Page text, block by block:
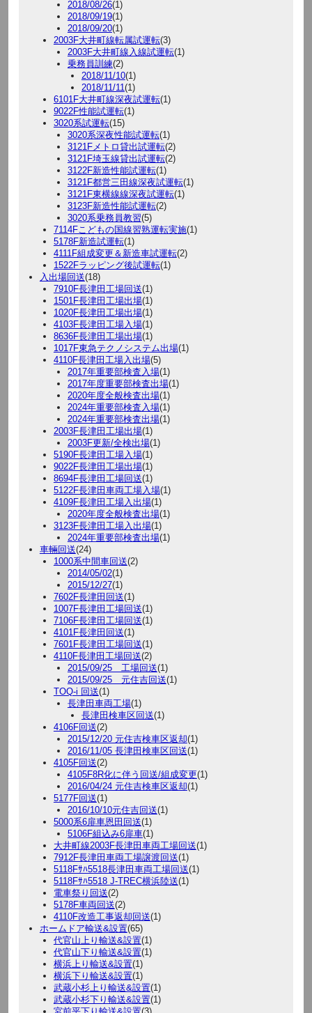
2018/08/26(1)
2018/09/19(1)
2018/09/20(1)
2003F大井町線転属試運転(3)
2003F大井町線入線試運転(1)
乗務員訓練(2)
2018/11/10(1)
2018/11/11(1)
6101F大井町線深夜試運転(1)
9022F性能試運転(1)
3020系試運転(15)
3020系深夜性能試運転(1)
3121Fメトロ貸出試運転(2)
3121F埼玉線貸出試運転(2)
3122F新造性能試運転(1)
3121F都営三田線深夜試運転(1)
3121F東横線線深夜試運転(1)
3123F新造性能試運転(2)
3020系乗務員教習(5)
7114Fこどもの国線習熟運転実施(1)
5178F新造試運転(1)
4111F組成変更＆新造車試運転(2)
1522Fラッピング後試運転(1)
入出場回送(18)
7910F長津田工場回送(1)
1501F長津田工場出場(1)
1020F長津田工場出場(1)
4103F長津田工場入場(1)
8636F長津田工場出場(1)
1017F東急テクノシステム出場(1)
4110F長津田工場入出場(5)
2017年重要部検査入場(1)
2017年度重要部検査出場(1)
2020年度全般検査出場(1)
2024年重要部検査入場(1)
2024年重要部検査出場(1)
2003F長津田工場出場(1)
2003F更新/全検出場(1)
5190F長津田工場入場(1)
9022F長津田工場出場(1)
8694F長津田工場回送(1)
5122F長津田車両工場入場(1)
4109F長津田工場入出場(1)
2020年度全般検査出場(1)
3123F長津田工場入出場(1)
2024年重要部検査出場(1)
車輛回送(24)
1000系中間車回送(2)
2014/05/02(1)
2015/12/27(1)
7602F長津田回送(1)
1007F長津田工場回送(1)
7106F長津田工場回送(1)
4101F長津田回送(1)
7601F長津田工場回送(1)
4110F長津田工場回送(2)
2015/09/25 工場回送(1)
2015/09/25 元住吉回送(1)
TOQ-i 回送(1)
長津田車両工場(1)
長津田検車区回送(1)
4106F回送(2)
2015/12/20 元住吉検車区返却(1)
2016/11/05 長津田検車区回送(1)
4105F回送(2)
4105F8R化に伴う回送/組成変更(1)
2016/04/24 元住吉検車区返却(1)
5177F回送(1)
2016/10/10元住吉回送(1)
5000系6扉車恩田回送(1)
5106F組込み6扉車(1)
大井町線2003F長津田車両工場回送(1)
7912F長津田車両工場譲渡回送(1)
5118Fｻﾊ5518長津田車両工場回送(1)
5118Fｻﾊ5518 J-TREC横浜陸送(1)
電車祭り回送(2)
5178F車両回送(2)
4110F改造工事返却回送(1)
ホームドア輸送&設置(65)
代官山上り輸送&設置(1)
代官山下り輸送&設置(1)
横浜上り輸送&設置(1)
横浜下り輸送&設置(1)
武蔵小杉上り輸送&設置(1)
武蔵小杉下り輸送&設置(1)